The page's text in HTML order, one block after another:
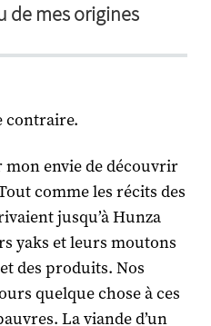
de mes origines​
contraire.
mon envie de découvrir
comme les récits des
jusqu’à Hunza
yaks et leurs moutons
des produits. Nos
quelque chose à ces
La viande d’un